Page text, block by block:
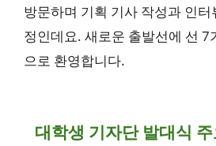
방문하며 기획 기사 작성과 인
정인데요. 새로운 출발선에 선 7
으로 환영합니다.
대학생 기자단 발대식